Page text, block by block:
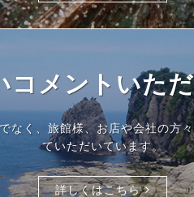
コメントいた
なく、旅館様、お店や会社の方
ていただいています。
詳しくはこちら